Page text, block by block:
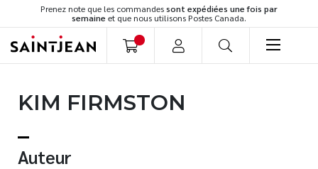
Prenez note que les commandessont expédiées une fois par
semaine et que nous utilisons Postes Canada.
Romans
Développement personnel
KIM FIRMSTON
Auteur